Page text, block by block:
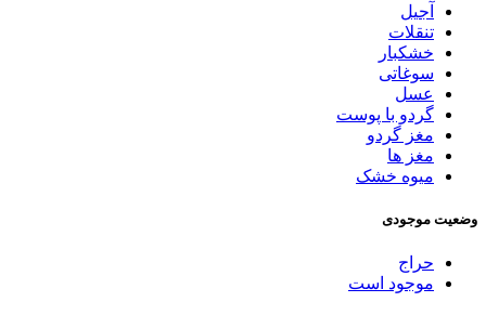
آجیل
تنقلات
خشکبار
سوغاتی
عسل
گردو با پوست
مغز گردو
مغز ها
میوه خشک
وضعیت موجودی
حراج
موجود است